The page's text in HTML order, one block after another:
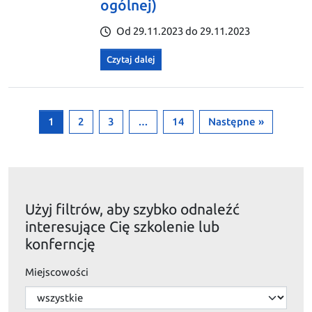
ogólnej)
Od 29.11.2023 do 29.11.2023
Czytaj dalej
1 2 3 … 14 Następne »
Użyj filtrów, aby szybko odnaleźć
interesujące Cię szkolenie lub
konferncję
Miejscowości